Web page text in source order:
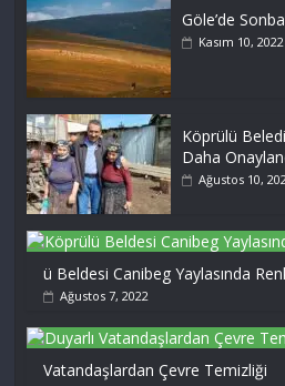
Göle’de
Kasım 10, 2022
Köprülü
Daha
Ağustos 10,
ü Beldesi Canibeg Yaylasında
Ağustos 7, 2022
Vatandaşlardan Çevre Temizliği